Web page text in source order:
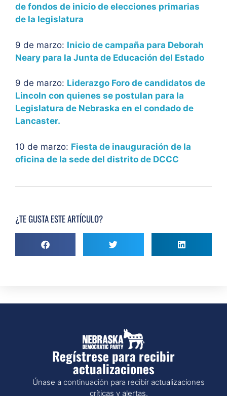
de fondos de inicio de elecciones primarias
de la legislatura
9 de marzo: Inicio de campaña para Deborah
Neary para la Junta de Educación del Estado
9 de marzo: Liderazgo Foro de candidatos de
Lincoln con quienes se postulan para la
Legislatura de Nebraska en el condado de
Lancaster.
10 de marzo: Fiesta de inauguración de la
oficina de la sede del distrito de DCCC
¿TE GUSTA ESTE ARTÍCULO?
Regístrese para recibir
actualizaciones
Únase a continuación para recibir actualizaciones
críticas y alertas.